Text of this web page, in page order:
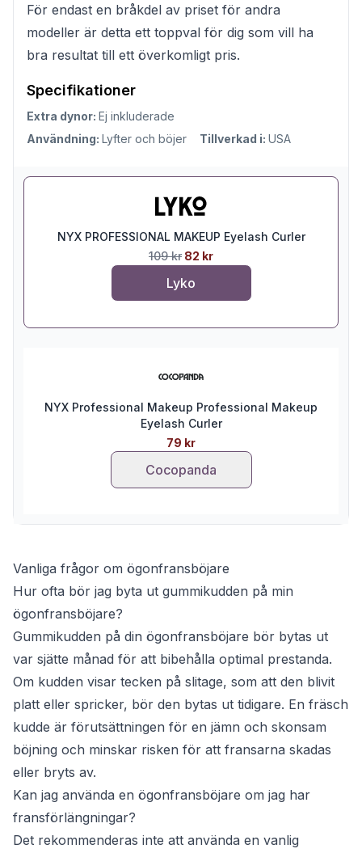
För endast en bråkdel av priset för andra
modeller är detta ett toppval för dig som vill ha
bra resultat till ett överkomligt pris.
Specifikationer
Extra dynor: Ej inkluderade
Användning: Lyfter och böjer Tillverkad i: USA
NYX PROFESSIONAL MAKEUP Eyelash Curler
109 kr 82 kr
Lyko
NYX Professional Makeup Professional Makeup
Eyelash Curler
79 kr
Cocopanda
Vanliga frågor om ögonfransböjare
Hur ofta bör jag byta ut gummikudden på min
ögonfransböjare?
Gummikudden på din ögonfransböjare bör bytas ut
var sjätte månad för att bibehålla optimal prestanda.
Om kudden visar tecken på slitage, som att den blivit
platt eller spricker, bör den bytas ut tidigare. En fräsch
kudde är förutsättningen för en jämn och skonsam
böjning och minskar risken för att fransarna skadas
eller bryts av.
Kan jag använda en ögonfransböjare om jag har
fransförlängningar?
Det rekommenderas inte att använda en vanlig